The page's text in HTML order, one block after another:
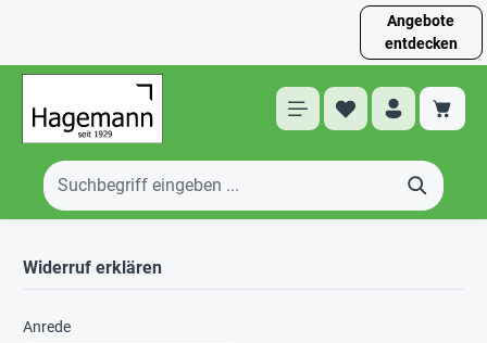
Angebote
entdecken
Widerruf erklären
Anrede